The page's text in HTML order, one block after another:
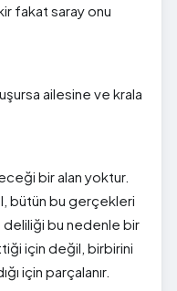
fakat saray onu
ailesine ve krala
bir alan yoktur.
bütün bu gerçekleri
deliliği bu nedenle bir
için değil, birbirini
için parçalanır.